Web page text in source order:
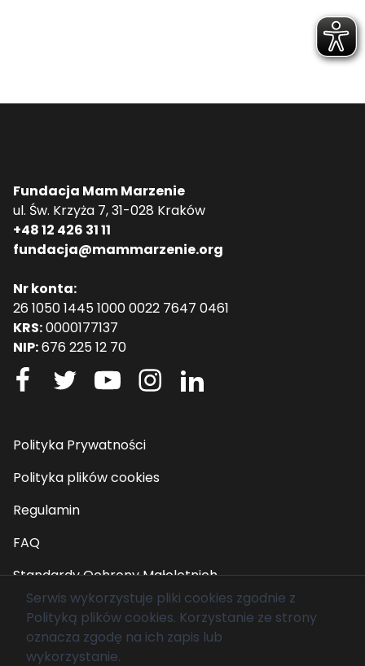
Fundacja Mam Marzenie
ul. Św. Krzyża 7, 31-028 Kraków
+48 12 426 31 11
fundacja@mammarzenie.org
Nr konta:
26 1050 1445 1000 0022 7647 0461
KRS:0000177137
NIP:676 225 12 70
Polityka Prywatności
Polityka plików cookies
Regulamin
FAQ
Standardy Ochrony Małoletnich
© 2026 Fundacja Mam Marzenie. Wszelkie prawa
zastrzeżone.
Serwis wykorzystuje pliki cookies zgodnie z
Polityką plików cookies. Korzystanie ze strony
oznacza zgodę na ich zapis lub
wykorzystanie.